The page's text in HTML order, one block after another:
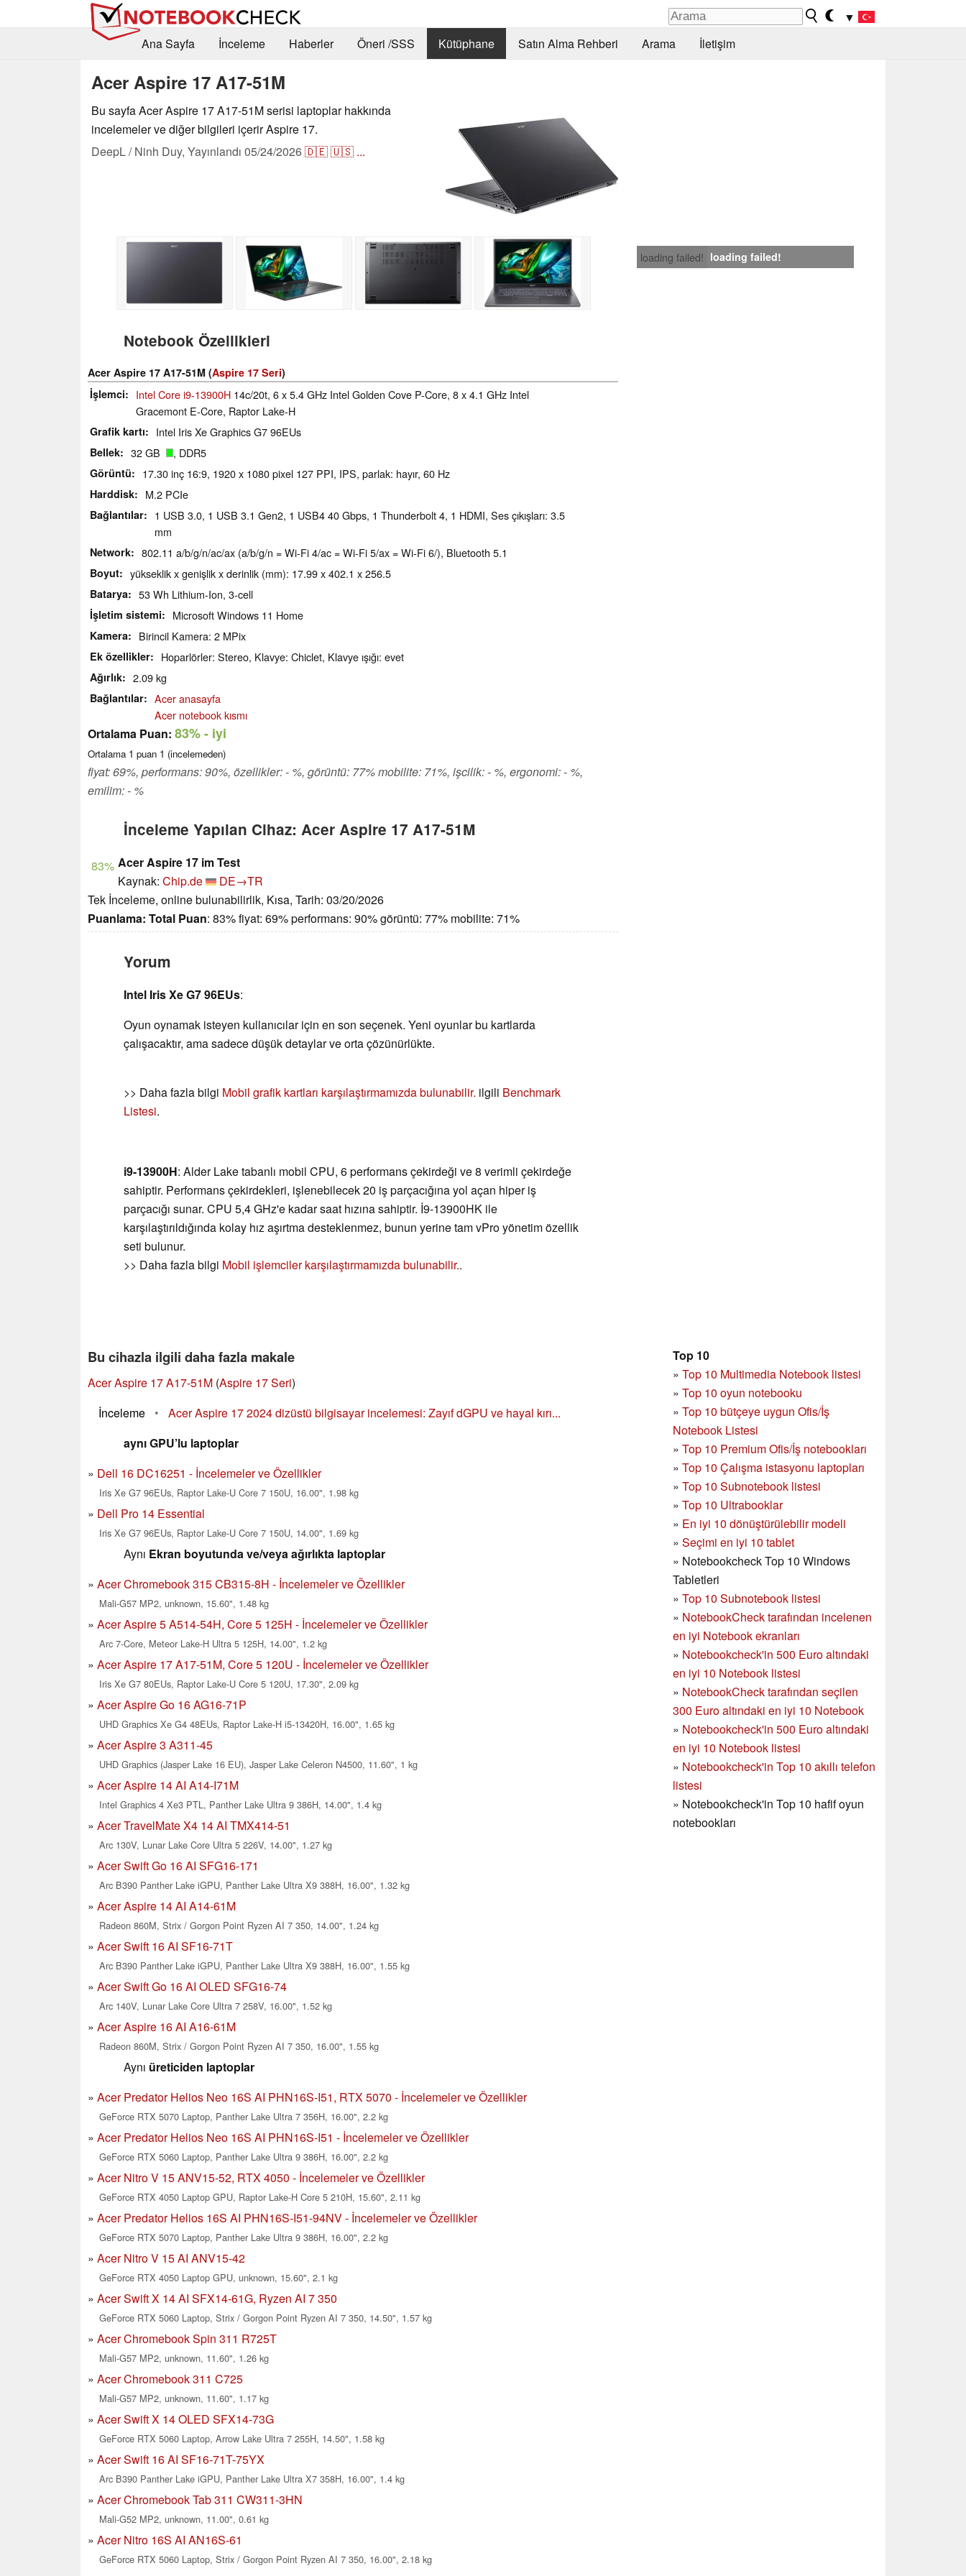
▼
Ana Sayfa
İnceleme Haberler Öneri /SSS Kütüphane Satın Alma Rehberi Arama İletişim
Acer Aspire 17 A17-51M
Bu sayfa Acer Aspire 17 A17-51M serisi laptoplar hakkında
incelemeler ve diğer bilgileri içerir Aspire 17.
DeepL / Ninh Duy, Yayınlandı 05/24/2026🇩🇪🇺🇸 ...
loading failed! loading failed!
Notebook Özellikleri
Acer Aspire 17 A17-51M (Aspire 17 Seri)
İşlemci
Intel Core i9-13900H 14c/20t, 6 x 5.4 GHz Intel Golden Cove P-Core, 8 x 4.1 GHz Intel
Gracemont E-Core, Raptor Lake-H
Grafik kartı Intel Iris Xe Graphics G7 96EUs
Bellek 32 GB , DDR5
Görüntü 17.30 inç 16:9, 1920 x 1080 pixel 127 PPI, IPS, parlak: hayır, 60 Hz
Harddisk M.2 PCIe
Bağlantılar
1 USB 3.0, 1 USB 3.1 Gen2, 1 USB4 40 Gbps, 1 Thunderbolt 4, 1 HDMI, Ses çıkışları: 3.5
mm
Network 802.11 a/b/g/n/ac/ax (a/b/g/n = Wi-Fi 4/ac = Wi-Fi 5/ax = Wi-Fi 6/), Bluetooth 5.1
Boyut yükseklik x genişlik x derinlik (mm): 17.99 x 402.1 x 256.5
Batarya 53 Wh Lithium-Ion, 3-cell
İşletim sistemi Microsoft Windows 11 Home
Kamera Birincil Kamera: 2 MPix
Ek özellikler Hoparlörler: Stereo, Klavye: Chiclet, Klavye ışığı: evet
Ağırlık 2.09 kg
Bağlantılar
Acer anasayfa
Acer notebook kısmı
Ortalama Puan: 83%- iyi
Ortalama 1 puan 1 (incelemeden)
fiyat: 69%, performans: 90%, özellikler: - %, görüntü: 77% mobilite: 71%, işcilik: - %, ergonomi: - %,
emilim: - %
İnceleme Yapılan Cihaz: Acer Aspire 17 A17-51M
83% Acer Aspire 17 im Test
Kaynak: Chip.de
DE→TR
Tek İnceleme, online bulunabilirlik, Kısa, Tarih: 03/20/2026
Puanlama: Total Puan: 83% fiyat: 69% performans: 90% görüntü: 77% mobilite: 71%
Yorum
Intel Iris Xe G7 96EUs:
Oyun oynamak isteyen kullanıcılar için en son seçenek. Yeni oyunlar bu kartlarda
çalışacaktır, ama sadece düşük detaylar ve orta çözünürlükte.
>> Daha fazla bilgi Mobil grafik kartları karşılaştırmamızda bulunabilir. ilgili Benchmark
Listesi.
i9-13900H: Alder Lake tabanlı mobil CPU, 6 performans çekirdeği ve 8 verimli çekirdeğe
sahiptir. Performans çekirdekleri, işlenebilecek 20 iş parçacığına yol açan hiper iş
parçacığı sunar. CPU 5,4 GHz'e kadar saat hızına sahiptir. İ9-13900HK ile
karşılaştırıldığında kolay hız aşırtma desteklenmez, bunun yerine tam vPro yönetim özellik
seti bulunur.
>> Daha fazla bilgi Mobil işlemciler karşılaştırmamızda bulunabilir..
Top 10
» Top 10 Multimedia Notebook listesi
» Top 10 oyun notebooku
» Top 10 bütçeye uygun Ofis/İş
Notebook Listesi
» Top 10 Premium Ofis/İş notebookları
» Top 10 Çalışma istasyonu laptopları
» Top 10 Subnotebook listesi
» Top 10 Ultrabooklar
» En iyi 10 dönüştürülebilir modeli
» Seçimi en iyi 10 tablet
» Notebookcheck Top 10 Windows
Tabletleri
» Top 10 Subnotebook listesi
» NotebookCheck tarafından incelenen
en iyi Notebook ekranları
» Notebookcheck'in 500 Euro altındaki
en iyi 10 Notebook listesi
» NotebookCheck tarafından seçilen
300 Euro altındaki en iyi 10 Notebook
» Notebookcheck'in 500 Euro altındaki
en iyi 10 Notebook listesi
» Notebookcheck'in Top 10 akıllı telefon
listesi
» Notebookcheck'in Top 10 hafif oyun
notebookları
Bu cihazla ilgili daha fazla makale
Acer Aspire 17 A17-51M (Aspire 17 Seri)
İnceleme
•
Acer Aspire 17 2024 dizüstü bilgisayar incelemesi: Zayıf dGPU ve hayal kırı...
aynı GPU’lu laptoplar
Dell 16 DC16251 - İncelemeler ve Özellikler
Iris Xe G7 96EUs, Raptor Lake-U Core 7 150U, 16.00", 1.98 kg
Dell Pro 14 Essential
Iris Xe G7 96EUs, Raptor Lake-U Core 7 150U, 14.00", 1.69 kg
Aynı Ekran boyutunda ve/veya ağırlıkta laptoplar
Acer Chromebook 315 CB315-8H - İncelemeler ve Özellikler
Mali-G57 MP2, unknown, 15.60", 1.48 kg
Acer Aspire 5 A514-54H, Core 5 125H - İncelemeler ve Özellikler
Arc 7-Core, Meteor Lake-H Ultra 5 125H, 14.00", 1.2 kg
Acer Aspire 17 A17-51M, Core 5 120U - İncelemeler ve Özellikler
Iris Xe G7 80EUs, Raptor Lake-U Core 5 120U, 17.30", 2.09 kg
Acer Aspire Go 16 AG16-71P
UHD Graphics Xe G4 48EUs, Raptor Lake-H i5-13420H, 16.00", 1.65 kg
Acer Aspire 3 A311-45
UHD Graphics (Jasper Lake 16 EU), Jasper Lake Celeron N4500, 11.60", 1 kg
Acer Aspire 14 AI A14-I71M
Intel Graphics 4 Xe3 PTL, Panther Lake Ultra 9 386H, 14.00", 1.4 kg
Acer TravelMate X4 14 AI TMX414-51
Arc 130V, Lunar Lake Core Ultra 5 226V, 14.00", 1.27 kg
Acer Swift Go 16 AI SFG16-171
Arc B390 Panther Lake iGPU, Panther Lake Ultra X9 388H, 16.00", 1.32 kg
Acer Aspire 14 AI A14-61M
Radeon 860M, Strix / Gorgon Point Ryzen AI 7 350, 14.00", 1.24 kg
Acer Swift 16 AI SF16-71T
Arc B390 Panther Lake iGPU, Panther Lake Ultra X9 388H, 16.00", 1.55 kg
Acer Swift Go 16 AI OLED SFG16-74
Arc 140V, Lunar Lake Core Ultra 7 258V, 16.00", 1.52 kg
Acer Aspire 16 AI A16-61M
Radeon 860M, Strix / Gorgon Point Ryzen AI 7 350, 16.00", 1.55 kg
Aynı üreticiden laptoplar
Acer Predator Helios Neo 16S AI PHN16S-I51, RTX 5070 - İncelemeler ve Özellikler
GeForce RTX 5070 Laptop, Panther Lake Ultra 7 356H, 16.00", 2.2 kg
Acer Predator Helios Neo 16S AI PHN16S-I51 - İncelemeler ve Özellikler
GeForce RTX 5060 Laptop, Panther Lake Ultra 9 386H, 16.00", 2.2 kg
Acer Nitro V 15 ANV15-52, RTX 4050 - İncelemeler ve Özellikler
GeForce RTX 4050 Laptop GPU, Raptor Lake-H Core 5 210H, 15.60", 2.11 kg
Acer Predator Helios 16S AI PHN16S-I51-94NV - İncelemeler ve Özellikler
GeForce RTX 5070 Laptop, Panther Lake Ultra 9 386H, 16.00", 2.2 kg
Acer Nitro V 15 AI ANV15-42
GeForce RTX 4050 Laptop GPU, unknown, 15.60", 2.1 kg
Acer Swift X 14 AI SFX14-61G, Ryzen AI 7 350
GeForce RTX 5060 Laptop, Strix / Gorgon Point Ryzen AI 7 350, 14.50", 1.57 kg
Acer Chromebook Spin 311 R725T
Mali-G57 MP2, unknown, 11.60", 1.26 kg
Acer Chromebook 311 C725
Mali-G57 MP2, unknown, 11.60", 1.17 kg
Acer Swift X 14 OLED SFX14-73G
GeForce RTX 5060 Laptop, Arrow Lake Ultra 7 255H, 14.50", 1.58 kg
Acer Swift 16 AI SF16-71T-75YX
Arc B390 Panther Lake iGPU, Panther Lake Ultra X7 358H, 16.00", 1.4 kg
Acer Chromebook Tab 311 CW311-3HN
Mali-G52 MP2, unknown, 11.00", 0.61 kg
Acer Nitro 16S AI AN16S-61
GeForce RTX 5060 Laptop, Strix / Gorgon Point Ryzen AI 7 350, 16.00", 2.18 kg